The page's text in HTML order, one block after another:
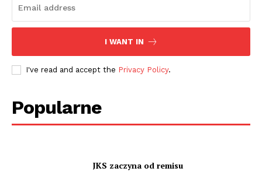
I WANT IN
I've read and accept the Privacy Policy.
Popularne
JKS zaczyna od remisu